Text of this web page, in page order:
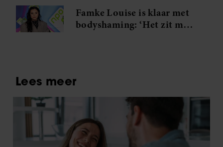
Famke Louise is klaar met
bodyshaming: ‘Het zit me